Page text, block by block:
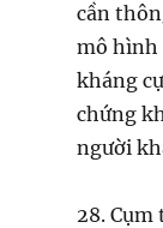
cần
mô hình
kháng
chứng
người
28. Cụm